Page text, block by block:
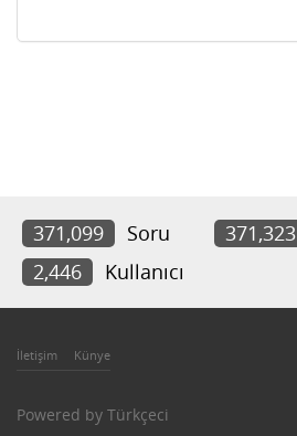
371,099 Soru 371,323
2,446
Kullanıcı
İletişim Künye
Powered by Türkçeci